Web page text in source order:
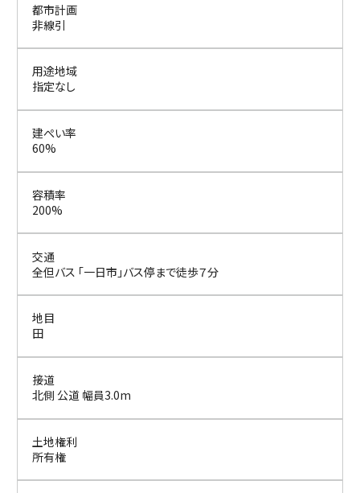
都市計画
非線引
用途地域
指定なし
建ぺい率
60%
容積率
200%
交通
全但バス 「一日市」バス停まで徒歩７分
地目
田
接道
北側 公道 幅員3.0m
土地権利
所有権